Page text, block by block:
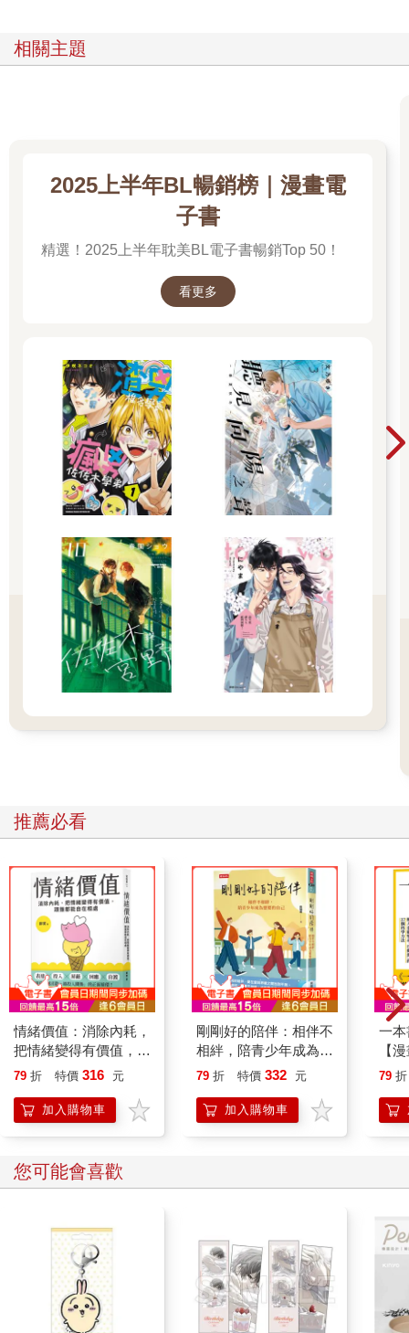
相關主題
2025上半年BL暢銷榜｜漫畫電
子書
精選！2025上半年耽美BL電子書暢銷Top 50！
看更多
推薦必看
情緒價值：消除內耗，
把情緒變得有價值，跟
誰都能自在相處
79 折 特價 316 元
加入購物車
剛剛好的陪伴：相伴不
相絆，陪青少年成為想
要的自己
79 折 特價 332 元
加入購物車
一
【
行
「
學方
79 折
您可能會喜歡